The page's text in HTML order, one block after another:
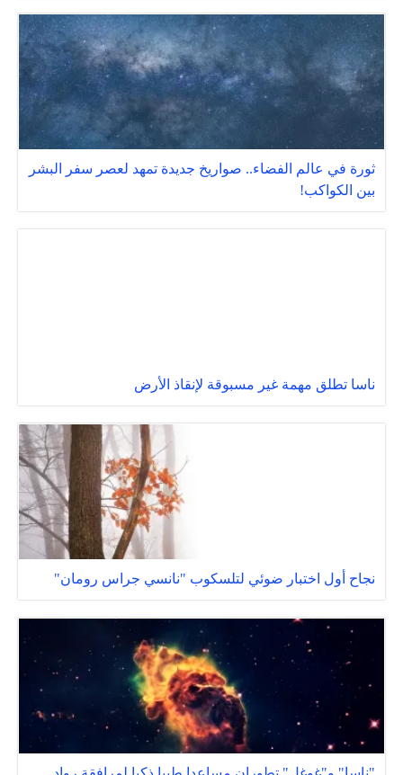
ثورة في عالم الفضاء.. صواريخ جديدة تمهد لعصر سفر البشر
بين الكواكب!
ناسا تطلق مهمة غير مسبوقة لإنقاذ الأرض
نجاح أول اختبار ضوئي لتلسكوب "نانسي جراس رومان"